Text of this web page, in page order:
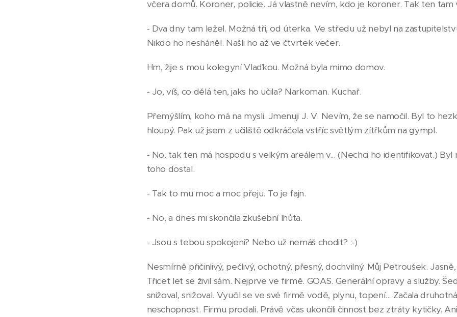
včera domů. Koroner, policie. Já vlastně nevím, kdo je koroner. Tak ten tam
- Dva dny tam ležel. Možná tři, od úterka. Ve středu už nebyl na
Nikdo ho nesháněl. Našli ho až ve čtvrtek večer.
Hm, žije s mou kolegyní Vlaďkou. Možná byla mimo domov.
- Jo, víš, co dělá ten, jaks ho učila? Narkoman. Kuchař.
Přemýšlím, koho má na mysli. Jmenuji J. V. Nevím, že se namočil. Byl to
hloupý. Pak už jsem z učiliště odkráčela vstříc světlým zítřkům na gympl.
- No, tak ten má hospodu s velkým areálem v... (Nechci ho identifikovat.) Byl
toho dostal.
- Tak to mu moc a moc přeju. To je fajn.
- No, a dnes mi skončila zkušební lhůta.
- Jsou s tebou spokojeni? Nebo už nemáš chodit? :-)
Nesmírně přičinlivý, pečlivý, ochotný, přesný, dochvilný. Můj Petroušek.
Třicet let se živil sám. Nejprve ve firmě. GOAS. Generální opravy a služby.
snižoval, snižoval. Vyučil se ve své firmě vodě, plynu, topení... Začala
neschopnost. Firmu prodali. Právě včas ukončili činnost bez ztráty kytičky.